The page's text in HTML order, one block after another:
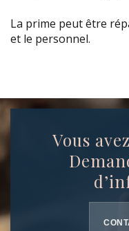
La prime peut être
et le personnel.
Vous